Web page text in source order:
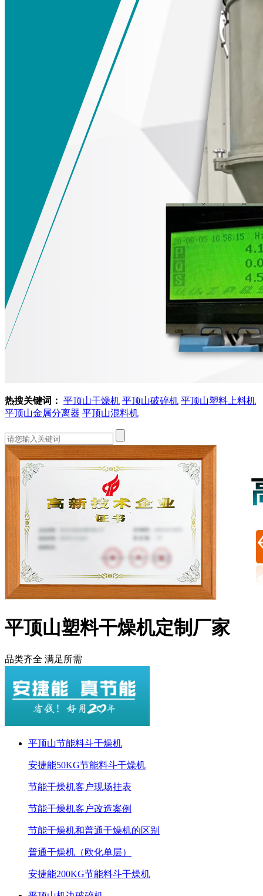
热搜关键词： 平顶山干燥机 平顶山破碎机 平顶山塑料上料机
平顶山金属分离器 平顶山混料机
平顶山塑料干燥机定制厂家
品类齐全 满足所需
平顶山节能料斗干燥机
安捷能50KG节能料斗干燥机
节能干燥机客户现场挂表
节能干燥机客户改造案例
节能干燥机和普通干燥机的区别
普通干燥机（欧化单层）
安捷能200KG节能料斗干燥机